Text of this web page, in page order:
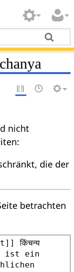
nicht
die der
betrachten